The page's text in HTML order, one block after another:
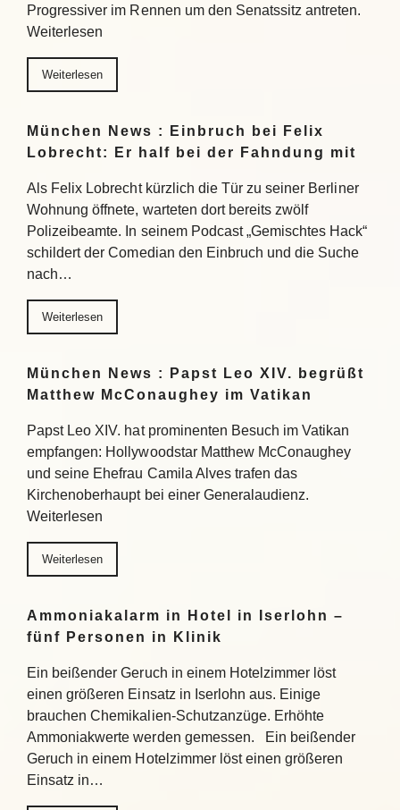
Progressiver im Rennen um den Senatssitz antreten.
Weiterlesen
Weiterlesen
München News : Einbruch bei Felix
Lobrecht: Er half bei der Fahndung mit
Als Felix Lobrecht kürzlich die Tür zu seiner Berliner
Wohnung öffnete, warteten dort bereits zwölf
Polizeibeamte. In seinem Podcast „Gemischtes Hack“
schildert der Comedian den Einbruch und die Suche
nach…
Weiterlesen
München News : Papst Leo XIV. begrüßt
Matthew McConaughey im Vatikan
Papst Leo XIV. hat prominenten Besuch im Vatikan
empfangen: Hollywoodstar Matthew McConaughey
und seine Ehefrau Camila Alves trafen das
Kirchenoberhaupt bei einer Generalaudienz.
Weiterlesen
Weiterlesen
Ammoniakalarm in Hotel in Iserlohn –
fünf Personen in Klinik
Ein beißender Geruch in einem Hotelzimmer löst
einen größeren Einsatz in Iserlohn aus. Einige
brauchen Chemikalien-Schutzanzüge. Erhöhte
Ammoniakwerte werden gemessen. Ein beißender
Geruch in einem Hotelzimmer löst einen größeren
Einsatz in…